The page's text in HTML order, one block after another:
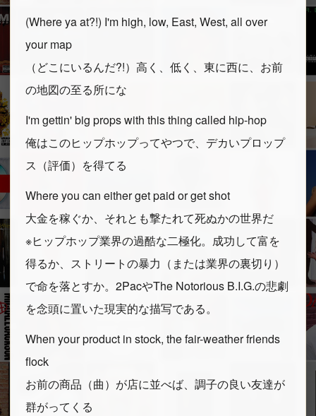
(Where ya at?!) I'm high, low, East, West, all over
your map
（どこにいるんだ?!）高く、低く、東に西に、お前
の地図の至る所にな
I'm gettin' big props with this thing called hip-hop
俺はこのヒップホップってやつで、デカいプロップ
ス（評価）を得てる
Where you can either get paid or get shot
大金を稼ぐか、それとも撃たれて死ぬかの世界だ
※ヒップホップ業界の過酷な二極化。成功して富を
得るか、ストリートの暴力（または業界の裏切り）
で命を落とすか。2PacやThe Notorious B.I.G.の悲劇
を念頭に置いた現実的な描写である。
When your product in stock, the fair-weather friends
flock
お前の商品（曲）が店に並べば、調子の良い友達が
群がってくる